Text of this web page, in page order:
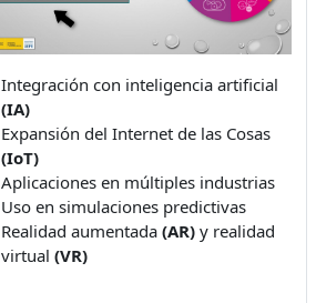
Integración con inteligencia artificial
(IA)
Expansión del Internet de las Cosas
(IoT)
Aplicaciones en múltiples industrias
Uso en simulaciones predictivas
Realidad aumentada (AR) y realidad
virtual (VR)